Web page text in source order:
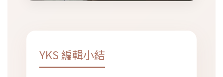
YKS 編輯小結